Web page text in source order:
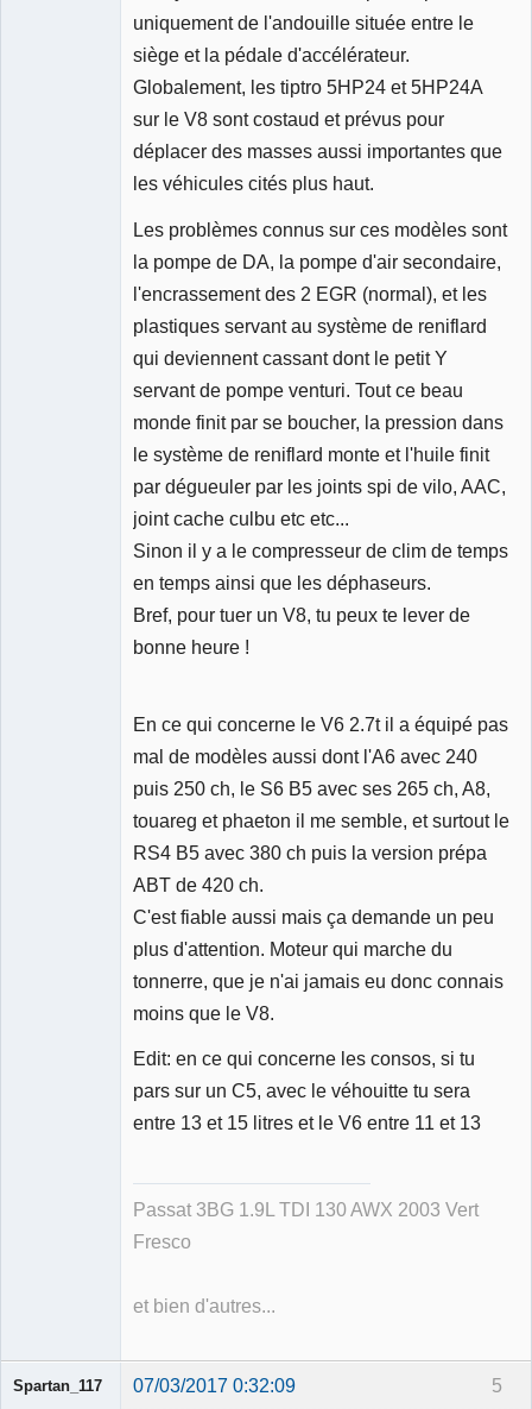
uniquement de l'andouille située entre le
siège et la pédale d'accélérateur.
Globalement, les tiptro 5HP24 et 5HP24A
sur le V8 sont costaud et prévus pour
déplacer des masses aussi importantes que
les véhicules cités plus haut.
Les problèmes connus sur ces modèles sont
la pompe de DA, la pompe d'air secondaire,
l'encrassement des 2 EGR (normal), et les
plastiques servant au système de reniflard
qui deviennent cassant dont le petit Y
servant de pompe venturi. Tout ce beau
monde finit par se boucher, la pression dans
le système de reniflard monte et l'huile finit
par dégueuler par les joints spi de vilo, AAC,
joint cache culbu etc etc...
Sinon il y a le compresseur de clim de temps
en temps ainsi que les déphaseurs.
Bref, pour tuer un V8, tu peux te lever de
bonne heure !
En ce qui concerne le V6 2.7t il a équipé pas
mal de modèles aussi dont l'A6 avec 240
puis 250 ch, le S6 B5 avec ses 265 ch, A8,
touareg et phaeton il me semble, et surtout le
RS4 B5 avec 380 ch puis la version prépa
ABT de 420 ch.
C'est fiable aussi mais ça demande un peu
plus d'attention. Moteur qui marche du
tonnerre, que je n'ai jamais eu donc connais
moins que le V8.
Edit: en ce qui concerne les consos, si tu
pars sur un C5, avec le véhouitte tu sera
entre 13 et 15 litres et le V6 entre 11 et 13
Passat 3BG 1.9L TDI 130 AWX 2003 Vert
Fresco
et bien d'autres...
5
Spartan_117 07/03/2017 0:32:09